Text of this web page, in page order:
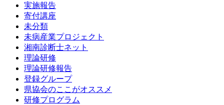
実施報告
寄付講座
未分類
未病産業プロジェクト
湘南診断士ネット
理論研修
理論研修報告
登録グループ
県協会のここがオススメ
研修プログラム